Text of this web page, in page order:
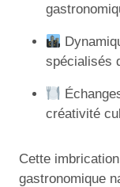
spécialisés
créativité
Cette
gastronomique